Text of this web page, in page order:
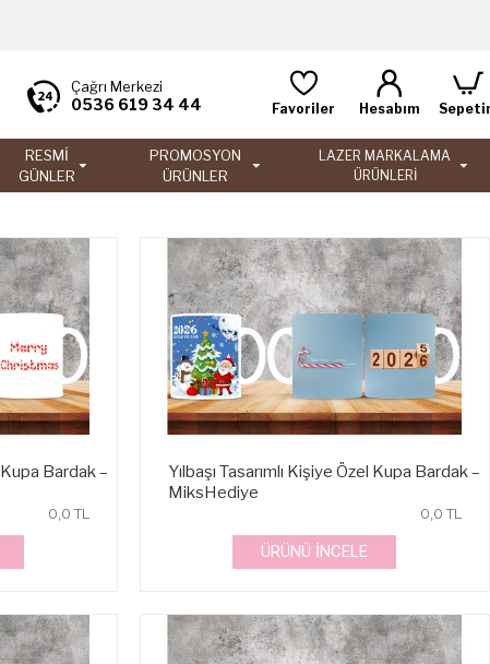
Çağrı Merkezi
0536 619 34 44 Favoriler Hesabım
RESMİ
GÜNLER
PROMOSYON
ÜRÜNLER
LAZER MARKALAMA
ÜRÜNLERİ
Kupa Bardak –
0,0 TL
Yılbaşı Tasarımlı Kişiye Özel Kupa Bardak –
MiksHediye
0,0 TL
ÜRÜNÜ İNCELE